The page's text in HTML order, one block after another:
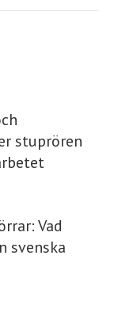
stuprören
Vad
svenska